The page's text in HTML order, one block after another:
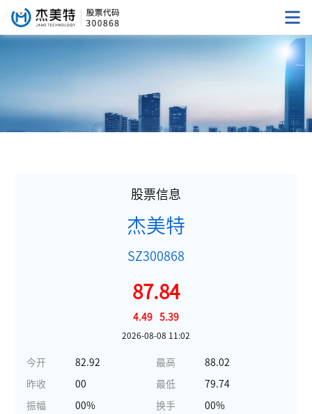
股票信息
杰美特
SZ300868
87.84
4.49 5.39
2026-08-08 11:02
今开 82.92
昨收 00
振幅 00%
最高 88.02
最低 79.74
换手 00%